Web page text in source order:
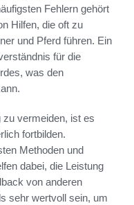
Fehlern gehört
Hilfen, die oft zu
und Pferd führen. Ein
für die
was den
zu vermeiden, ist es
fortbilden.
Methoden und
dabei, die Leistung
von anderen
sehr wertvoll sein, um